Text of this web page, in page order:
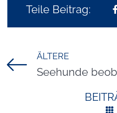
Teile Beitrag:
ÄLTERE
Titel für Beitrag
Seehunde